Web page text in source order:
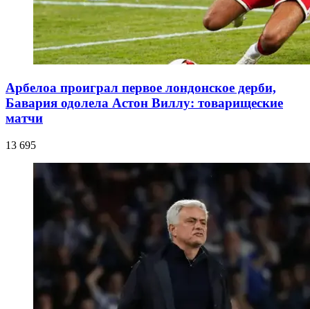
Арбелоа проиграл первое лондонское дерби,
Бавария одолела Астон Виллу: товарищеские
матчи
13 695